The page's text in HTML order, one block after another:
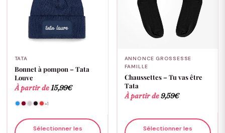
TATA
Bonnet à pompon – Tata
Louve
À partir de15,99€
+1
Sélectionner les
ANNONCE GROSSESSE
FAMILLE
Chaussettes – Tu vas être
Tata
À partir de9,59€
Sélectionner les